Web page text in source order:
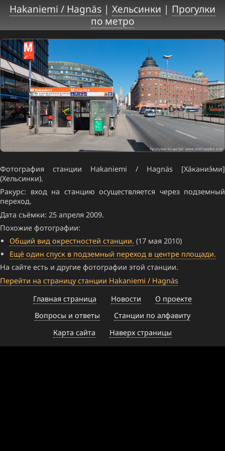
Hakaniemi / Hagnäs | Хельсинки | Прогулки
по метро
Фотография станции Hakaniemi / Hagnäs [Ха́каниэ́ми]
(Хельсинки).
Ракурс: вход на станцию осуществляется через подземный
переход.
Дата съёмки: 25 апреля 2009.
Похожие фотографии:
Общий вид окрестностей станции. (17 мая 2010)
Ещё один спуск в подземный переход в центре площади.
На сайте есть и другие фотографии этой станции.
Перейти на страницу станции Hakaniemi / Hagnäs
Главная страница
Новости
О проекте
Вопросы и ответы
Станции по алфавиту
Карта сайта
Наверх страницы